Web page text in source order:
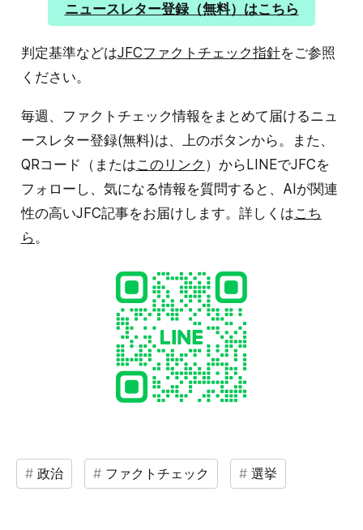
ニュースレター登録（無料）はこちら
判定基準などはJFCファクトチェック指針をご参照
ください。
毎週、ファクトチェック情報をまとめて届けるニュ
ースレター登録(無料)は、上のボタンから。また、
QRコード（またはこのリンク ）からLINEでJFCを
フォローし、気になる情報を質問すると、AIが関連
性の高いJFC記事をお届けします。詳しくはこち
ら。
政治 ファクトチェック 選挙